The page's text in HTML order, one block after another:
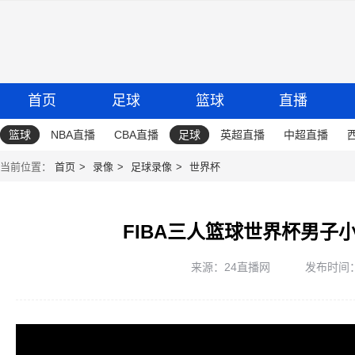
首页 足球 篮球 直播
篮球 NBA直播 CBA直播 足球 英超直播 中超直播
当前位置： 首页 录像 足球录像 世界杯
FIBA三人篮球世界杯男子
来源：24直播网 发布时间